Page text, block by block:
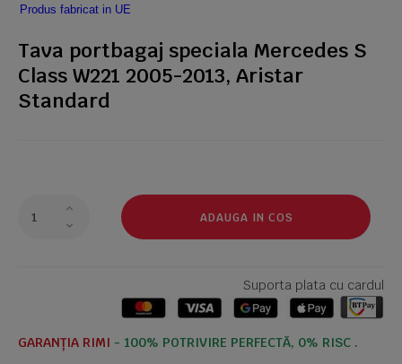
Produs fabricat in UE
Tava portbagaj speciala Mercedes S
Class W221 2005-2013, Aristar
Standard
ADAUGA IN COS
Suporta plata cu cardul
GARANȚIA RIMI - 100% POTRIVIRE PERFECTĂ, 0% RISC .